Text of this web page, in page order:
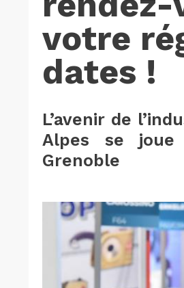
votre
dates !
L’avenir de
Alpes se joue
Grenoble